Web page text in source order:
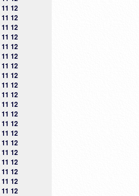
11 12
11 12
11 12
11 12
11 12
11 12
11 12
11 12
11 12
11 12
11 12
11 12
11 12
11 12
11 12
11 12
11 12
11 12
11 12
11 12